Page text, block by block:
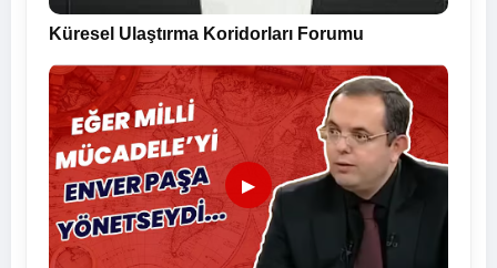
Küresel Ulaştırma Koridorları Forumu
▶